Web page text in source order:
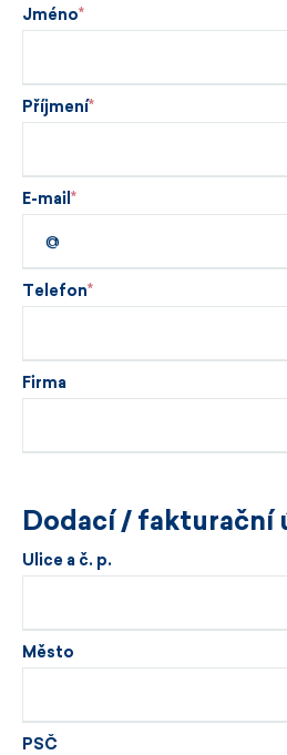
Jméno
Příjmení
E-mail
Telefon
Firma
Dodací / fakturační
Ulice a č. p.
Město
PSČ